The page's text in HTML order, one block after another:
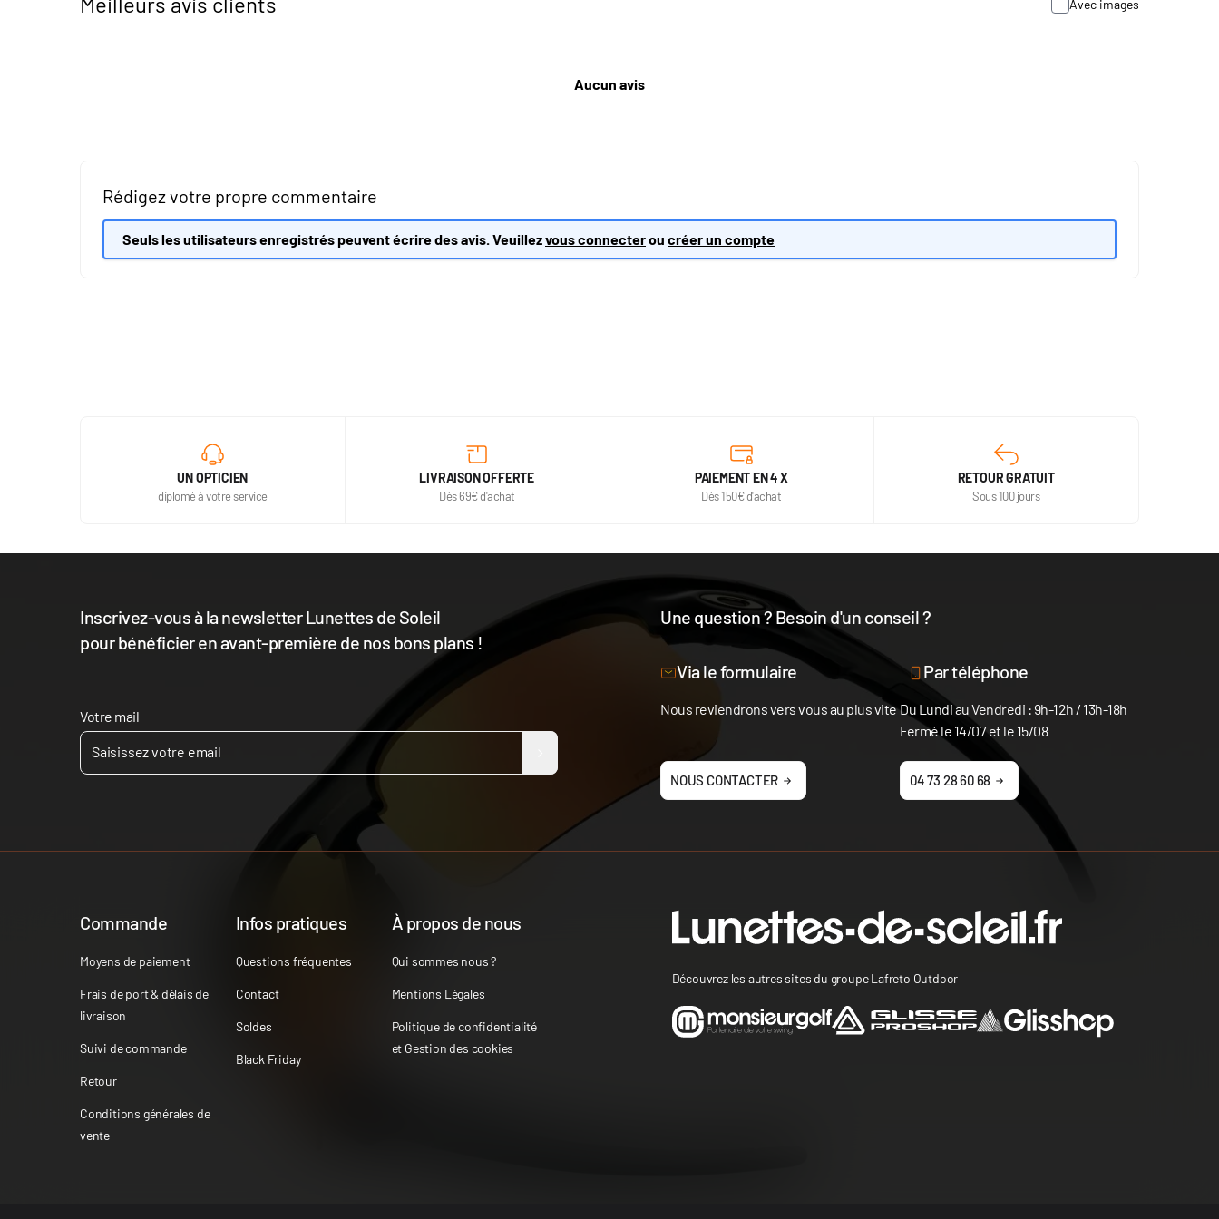
Avec images
Aucun avis
Rédigez votre propre commentaire
Seuls les utilisateurs enregistrés peuvent écrire des avis. Veuillezvous connecterou créer un compte
UN OPTICIEN
diplomé à votre service
LIVRAISON OFFERTE
Dès 69€ d'achat
PAIEMENT EN 4 X
Dès 150€ d'achat
RETOUR GRATUIT
Sous 100 jours
Inscrivez-vous à la newsletter Lunettes de Soleil
pour bénéficier en avant-première de nos bons plans !
Votre mail
Une question ? Besoin d'un conseil ?
Notre équipe est à votre disposition
Via le formulaire Par téléphone
Nous reviendrons vers vous au plus vite
NOUS CONTACTER
Du Lundi au Vendredi : 9h-12h / 13h-18h
Fermé le 14/07 et le 15/08
04 73 28 60 68
Commande
Moyens de paiement
Frais de port & délais de
livraison
Suivi de commande
Retour
Conditions générales de
vente
Infos pratiques
Questions fréquentes
Contact
Soldes
Black Friday
À propos de nous
Qui sommes nous ?
Mentions Légales
Politique de confidentialité
et Gestion des cookies
Découvrez les autres sites du groupe Lafreto Outdoor